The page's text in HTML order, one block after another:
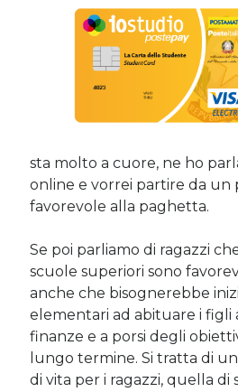
12 Gennaio 2024
Del 2023 e di come la mia famiglia sta
28 Dicembre 2023
Donne e propensione al rischio:
Commenti Recenti
AngelasuDel 2023 e di come la mia
sclerosi multipla
michelasuDel 2023 e di come la mia
sclerosi multipla
michelasuDel 2023 e di come la mia
sclerosi multipla
Guyasu Del 2023 e di come la mia
sclerosi multipla
sta molto a cuore, ne ho
online e vorrei partire da un
favorevole alla paghetta.
Se poi parliamo di ragazzi
scuole superiori sono
anche che bisognerebbe
elementari ad abituare i figli
finanze e a porsi degli
lungo termine. Si tratta di
di vita per i ragazzi, quella di